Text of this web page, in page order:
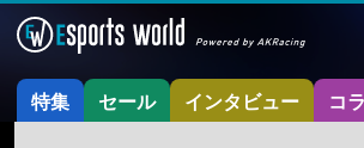
特集 セール インタビュー コ